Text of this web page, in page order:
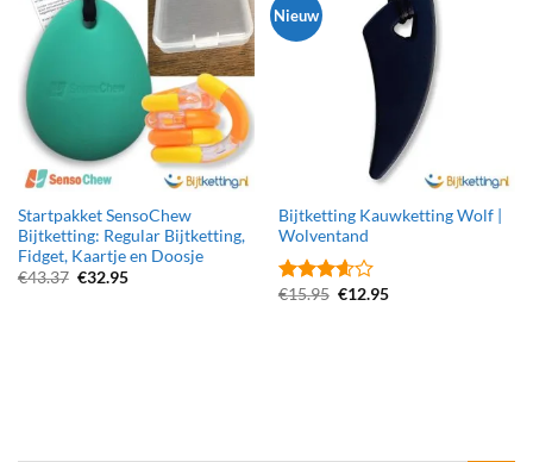
Startpakket SensoChew
Bijtketting: Regular Bijtketting,
Fidget, Kaartje en Doosje
€43.37 Oorspronkelijke
€32.95Huidige
Nieuw
Bijtketting Kauwketting Wolf |
Wolventand
Gewaardeerd
€15.95 Oorspronkelijke
€12.95Huidige